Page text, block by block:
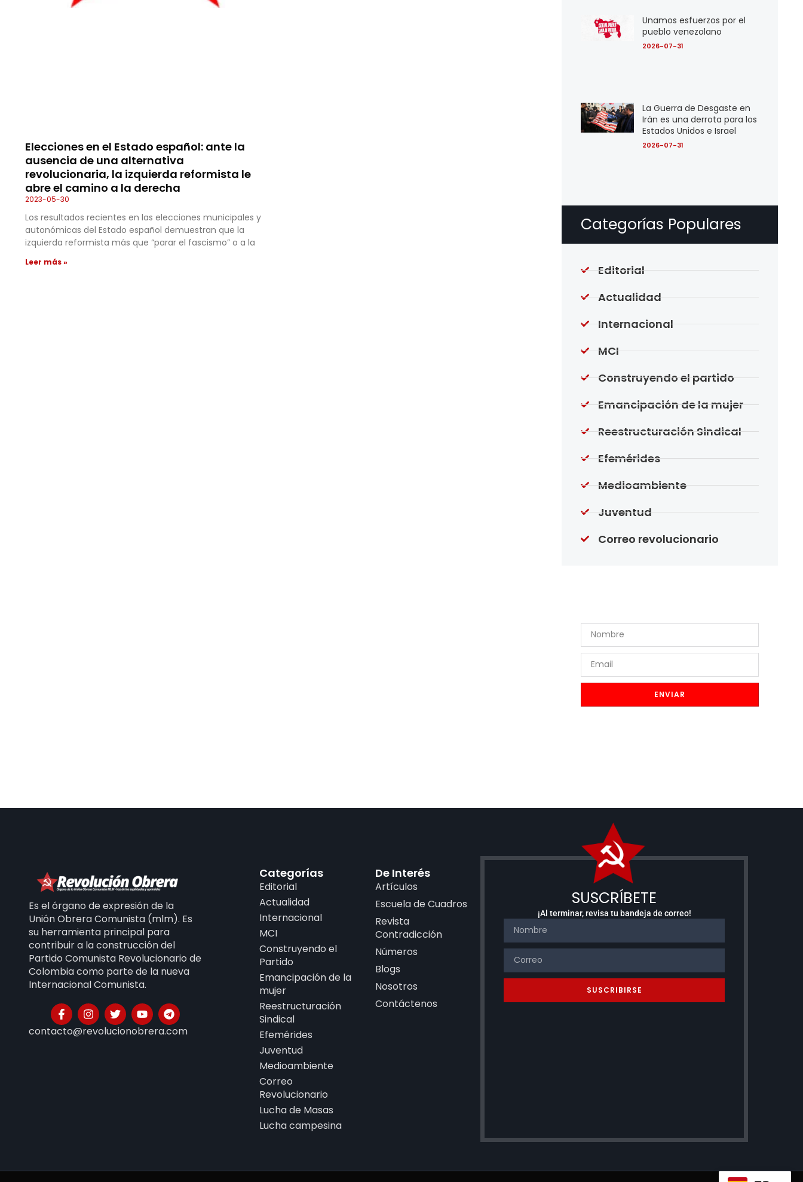
Elecciones en el Estado español: ante la
ausencia de una alternativa
revolucionaria, la izquierda reformista le
abre el camino a la derecha
2023-05-30
Los resultados recientes en las elecciones municipales y
autonómicas del Estado español demuestran que la
izquierda reformista más que “parar el fascismo” o a la
Leer más »
Unamos esfuerzos por el
pueblo venezolano
2026-07-31
La Guerra de Desgaste en
Irán es una derrota para los
Estados Unidos e Israel
2026-07-31
Categorías Populares
Editorial
Actualidad
Internacional
MCI
Construyendo el partido
Emancipación de la mujer
Reestructuración Sindical
Efemérides
Medioambiente
Juventud
Correo revolucionario
ENVIAR
Es el órgano de expresión de la
Unión Obrera Comunista (mlm). Es
su herramienta principal para
contribuir a la construcción del
Partido Comunista Revolucionario de
Colombia como parte de la nueva
Internacional Comunista.
contacto@revolucionobrera.com
Categorías
Editorial
Actualidad
Internacional
MCI
Construyendo el
Partido
Emancipación de la
mujer
Reestructuración
Sindical
Efemérides
Juventud
Medioambiente
Correo
Revolucionario
Lucha de Masas
Lucha campesina
De Interés
Artículos
Escuela de Cuadros
Revista
Contradicción
Números
Blogs
Nosotros
Contáctenos
SUSCRÍBETE
¡Al terminar, revisa tu bandeja de correo!
SUSCRIBIRSE